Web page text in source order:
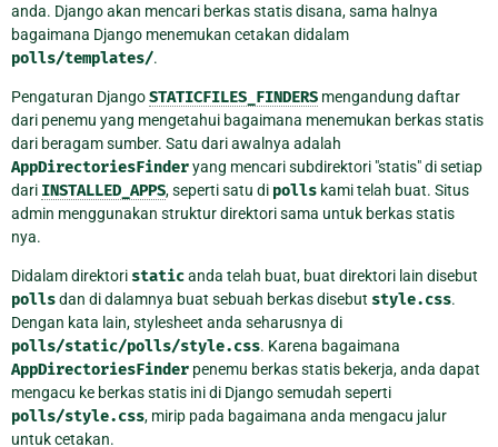
anda. Django akan mencari berkas statis disana, sama halnya
bagaimana Django menemukan cetakan didalam
polls/templates/.
Pengaturan DjangoSTATICFILES_FINDERS mengandung daftar
dari penemu yang mengetahui bagaimana menemukan berkas statis
dari beragam sumber. Satu dari awalnya adalah
AppDirectoriesFinderyang mencari subdirektori "statis" di setiap
dari INSTALLED_APPS, seperti satu di polls kami telah buat. Situs
admin menggunakan struktur direktori sama untuk berkas statis
nya.
Didalam direktori staticanda telah buat, buat direktori lain disebut
pollsdan di dalamnya buat sebuah berkas disebut style.css.
Dengan kata lain, stylesheet anda seharusnya di
polls/static/polls/style.css. Karena bagaimana
AppDirectoriesFinder penemu berkas statis bekerja, anda dapat
mengacu ke berkas statis ini di Django semudah seperti
polls/style.css, mirip pada bagaimana anda mengacu jalur
untuk cetakan.